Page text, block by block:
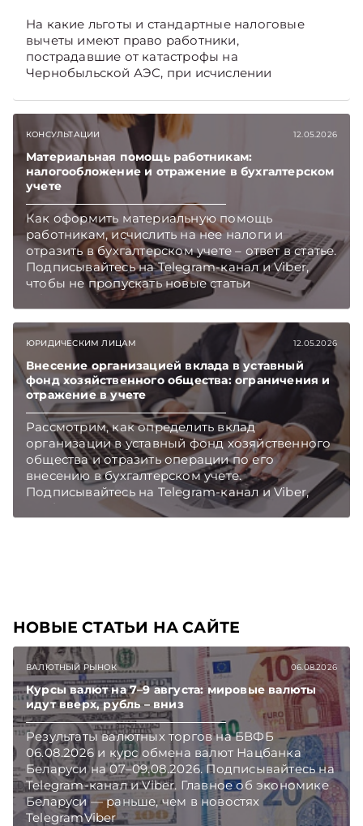
На какие льготы и стандартные налоговые
вычеты имеют право работники,
пострадавшие от катастрофы на
Чернобыльской АЭС, при исчислении
Подписывайтесь на Telegram‑канал и Viber,
чтобы не пропускать новые статьи
TelegramViber
КОНСУЛЬТАЦИИ 12.05.2026
Материальная помощь работникам:
налогообложение и отражение в бухгалтерском
учете
Как оформить материальную помощь
работникам, исчислить на нее налоги и
отразить в бухгалтерском учете – ответ в статье.
Подписывайтесь на Telegram‑канал и Viber,
чтобы не пропускать новые статьи
TelegramViber
ЮРИДИЧЕСКИМ ЛИЦАМ 12.05.2026
Внесение организацией вклада в уставный
фонд хозяйственного общества: ограничения и
отражение в учете
Рассмотрим, как определить вклад
организации в уставный фонд хозяйственного
общества и отразить операции по его
внесению в бухгалтерском учете.
Подписывайтесь на Telegram‑канал и Viber,
чтобы не пропускать новые статьи
НОВЫЕ СТАТЬИ НА САЙТЕ
ВАЛЮТНЫЙ РЫНОК 06.08.2026
Курсы валют на 7–9 августа: мировые валюты
идут вверх, рубль – вниз
Результаты валютных торгов на БВФБ
06.08.2026 и курс обмена валют Нацбанка
Беларуси на 07–09.08.2026. Подписывайтесь на
Telegram‑канал и Viber. Главное об экономике
Беларуси — раньше, чем в новостях
TelegramViber